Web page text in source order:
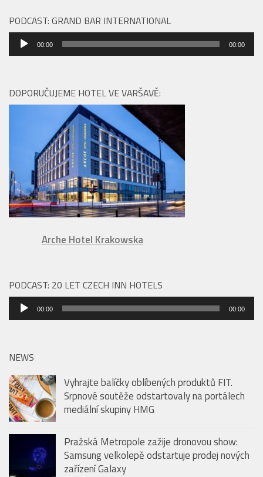
PODCAST: GRAND BAR INTERNATIONAL
Audio
přehrávač
00:00 00:00
DOPORUČUJEME HOTEL VE VARŠAVĚ:
Arche Hotel Krakowska
PODCAST: 20 LET CZECH INN HOTELS
Audio
přehrávač
00:00 00:00
NEWS
Vyhrajte balíčky oblíbených produktů FIT.
Srpnové soutěže odstartovaly na portálech
mediální skupiny HMG
Pražská Metropole zažije dronovou show:
Samsung velkolepě odstartuje prodej nových
zařízení Galaxy